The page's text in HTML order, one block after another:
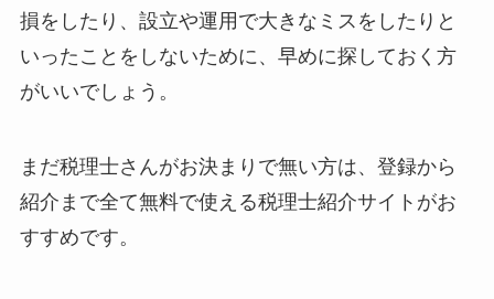
損をしたり、設立や運用で大きなミスをしたりと
いったことをしないために、早めに探しておく方
がいいでしょう。
まだ税理士さんがお決まりで無い方は、登録から
紹介まで全て無料で使える税理士紹介サイトがお
すすめです。